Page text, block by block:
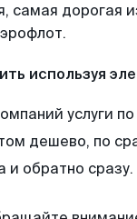
самая дорогая
используя
услуги
дешево, по
и обратно